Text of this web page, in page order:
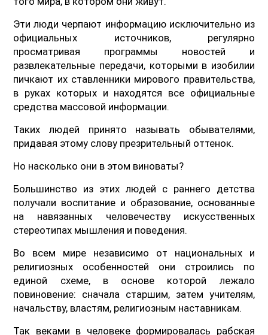
Эти люди черпают информацию исключительно из
официальных источников, регулярно
просматривая программы новостей и
развлекательные передачи, которыми в изобилии
пичкают их ставленники мирового правительства,
в руках которых и находятся все официальные
средства массовой информации.
Таких людей принято называть обывателями,
придавая этому слову презрительный оттенок.
Но насколько они в этом виноваты?
Большинство из этих людей с раннего детства
получали воспитание и образование, основанные
на навязанных человечеству искусственных
стереотипах мышления и поведения.
Во всем мире независимо от национальных и
религиозных особенностей они строились по
единой схеме, в основе которой лежало
повиновение: сначала старшим, затем учителям,
начальству, властям, религиозным наставникам.
Так веками в человеке формировалась рабская